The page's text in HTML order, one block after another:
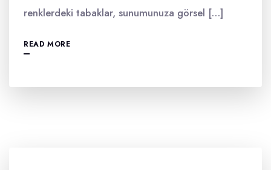
renklerdeki tabaklar, sunumunuza görsel […]
READ MORE